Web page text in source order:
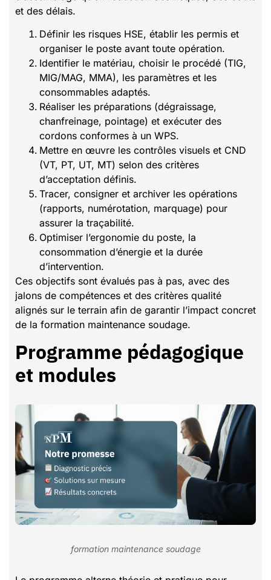
et des délais.
Définir les risques HSE, établir les permis et
organiser le poste avant toute opération.
Identifier le matériau, choisir le procédé (TIG,
MIG/MAG, MMA), les paramètres et les
consommables adaptés.
Réaliser les préparations (dégraissage,
chanfreinage, pointage) et exécuter des
cordons conformes à un WPS.
Mettre en œuvre les contrôles visuels et CND
(VT, PT, UT, MT) selon des critères
d’acceptation définis.
Tracer, consigner et archiver les opérations
(rapports, numérotation, marquage) pour
assurer la traçabilité.
Optimiser l’ergonomie du poste, la
consommation d’énergie et la durée
d’intervention.
Ces objectifs sont évalués pas à pas, avec des
jalons de compétences et des critères qualité
alignés sur le terrain afin de garantir l’impact concret
de la formation maintenance soudage.
Programme pédagogique
et modules
formation maintenance soudage